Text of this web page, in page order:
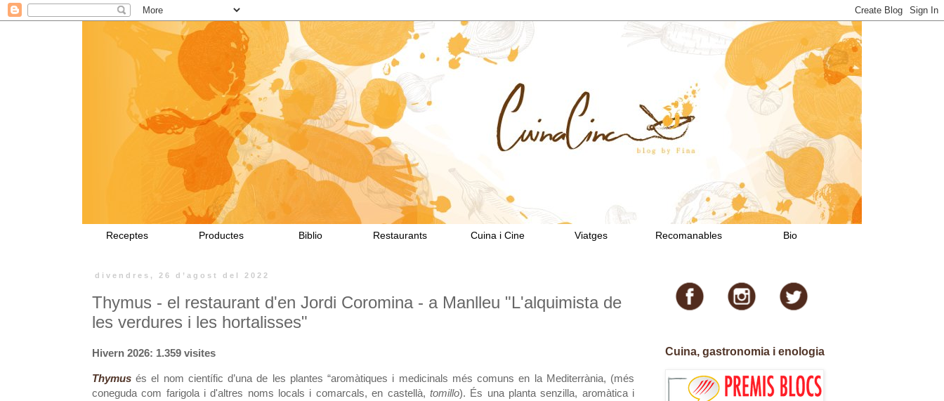
Receptes Productes Biblio Restaurants Cuina i Cine Viatges Recomanables Bio
divendres, 26 d’agost del 2022
Thymus - el restaurant d'en Jordi Coromina - a Manlleu "L'alquimista de
les verdures i les hortalisses"
Hivern 2026: 1.359 visites
Thymus és el nom científic d’una de les plantes “aromàtiques i medicinals més comuns en la Mediterrània, (més
coneguda com farigola i d'altres noms locals i comarcals, en castellà, tomillo). És una planta senzilla, aromàtica i
Cuina, gastronomia i enologia